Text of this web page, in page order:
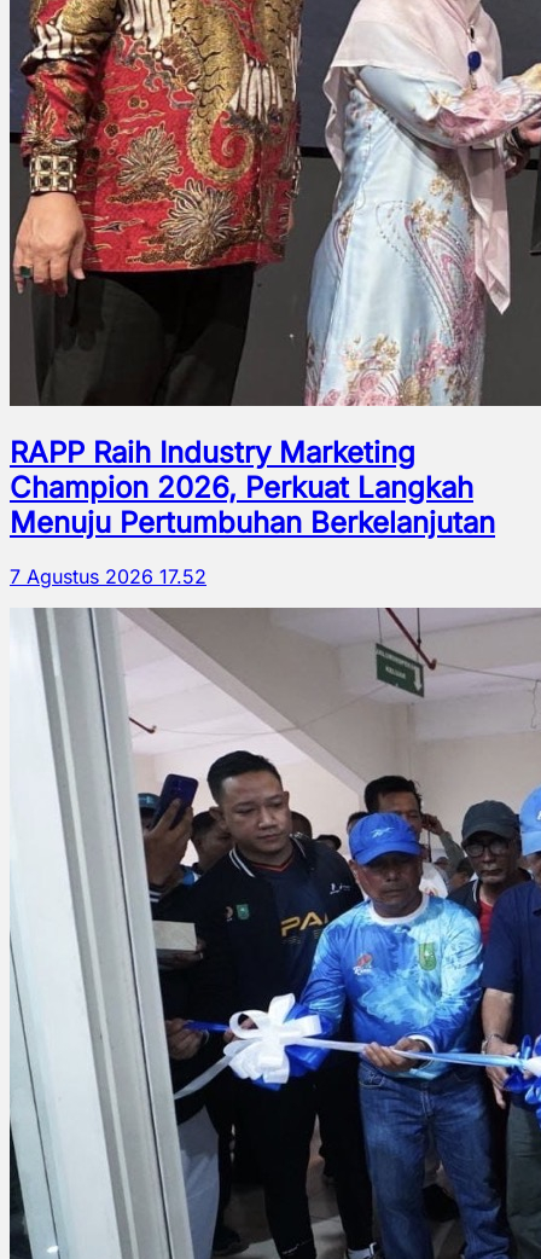
RAPP Raih Industry Marketing
Champion 2026, Perkuat Langkah
Menuju Pertumbuhan Berkelanjutan
7 Agustus 2026 17.52